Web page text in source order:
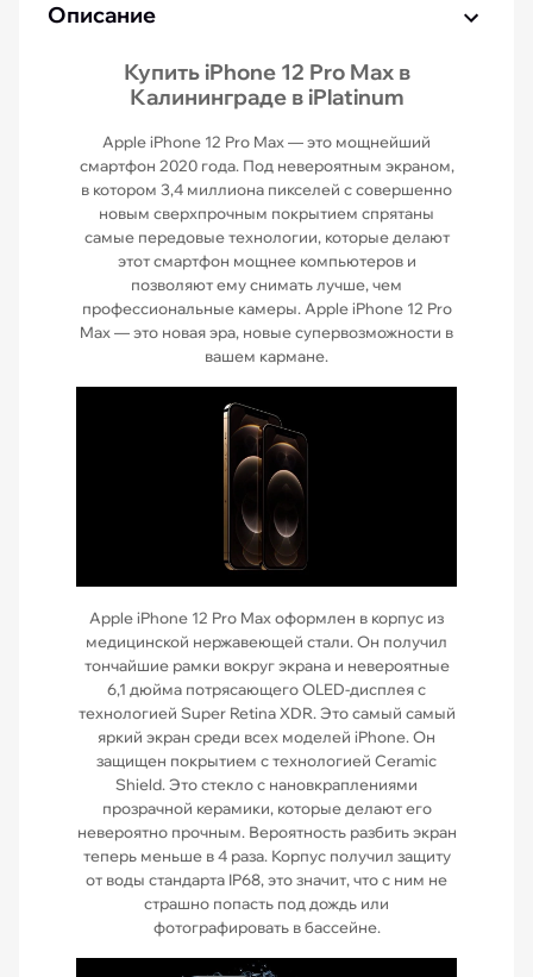
Описание
Купить iPhone 12 Pro Max в
Калининграде в iPlatinum
Apple iPhone 12 Pro Max — это мощнейший
смартфон 2020 года. Под невероятным экраном,
в котором 3,4 миллиона пикселей с совершенно
новым сверхпрочным покрытием спрятаны
самые передовые технологии, которые делают
этот смартфон мощнее компьютеров и
позволяют ему снимать лучше, чем
профессиональные камеры. Apple iPhone 12 Pro
Max — это новая эра, новые супервозможности в
вашем кармане.
Apple iPhone 12 Pro Max оформлен в корпус из
медицинской нержавеющей стали. Он получил
тончайшие рамки вокруг экрана и невероятные
6,1 дюйма потрясающего OLED-дисплея с
технологией Super Retina XDR. Это самый самый
яркий экран среди всех моделей iPhone. Он
защищен покрытием с технологией Ceramic
Shield. Это стекло с нановкраплениями
прозрачной керамики, которые делают его
невероятно прочным. Вероятность разбить экран
теперь меньше в 4 раза. Корпус получил защиту
от воды стандарта IP68, это значит, что с ним не
страшно попасть под дождь или
фотографировать в бассейне.